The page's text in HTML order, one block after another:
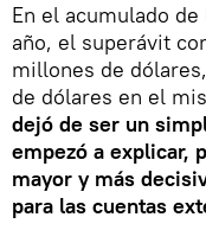
En el acumulado
año, el superávit
millones de
de dólares en el
dejó de ser un
empezó a explicar,
mayor y más
para las cuentas